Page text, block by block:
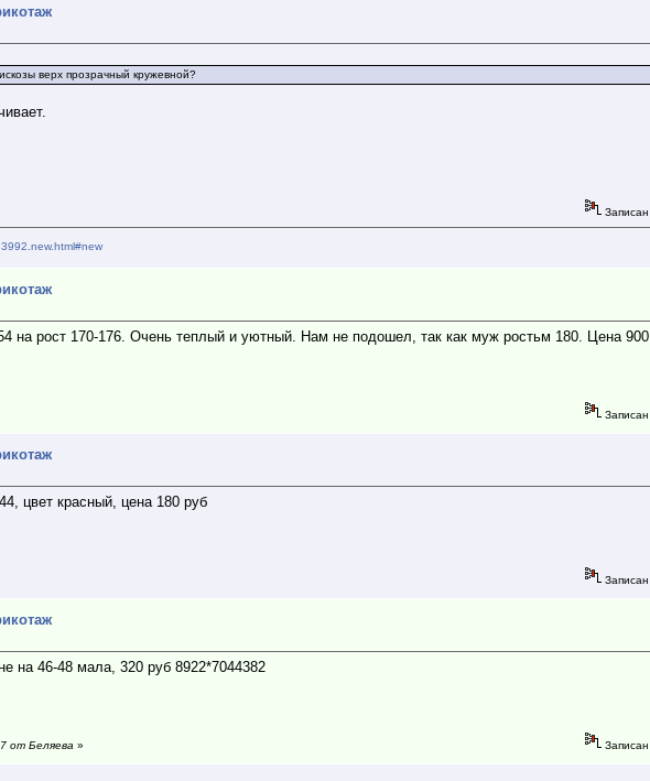
верх прозрачный кружевной?
Записан
на рост 170-176. Очень теплый и уютный. Нам не подошел, так как муж ростьм 180. Цена 900
Записан
цвет красный, цена 180 руб
Записан
на 46-48 мала, 320 руб 8922*7044382
от Беляева » Записан